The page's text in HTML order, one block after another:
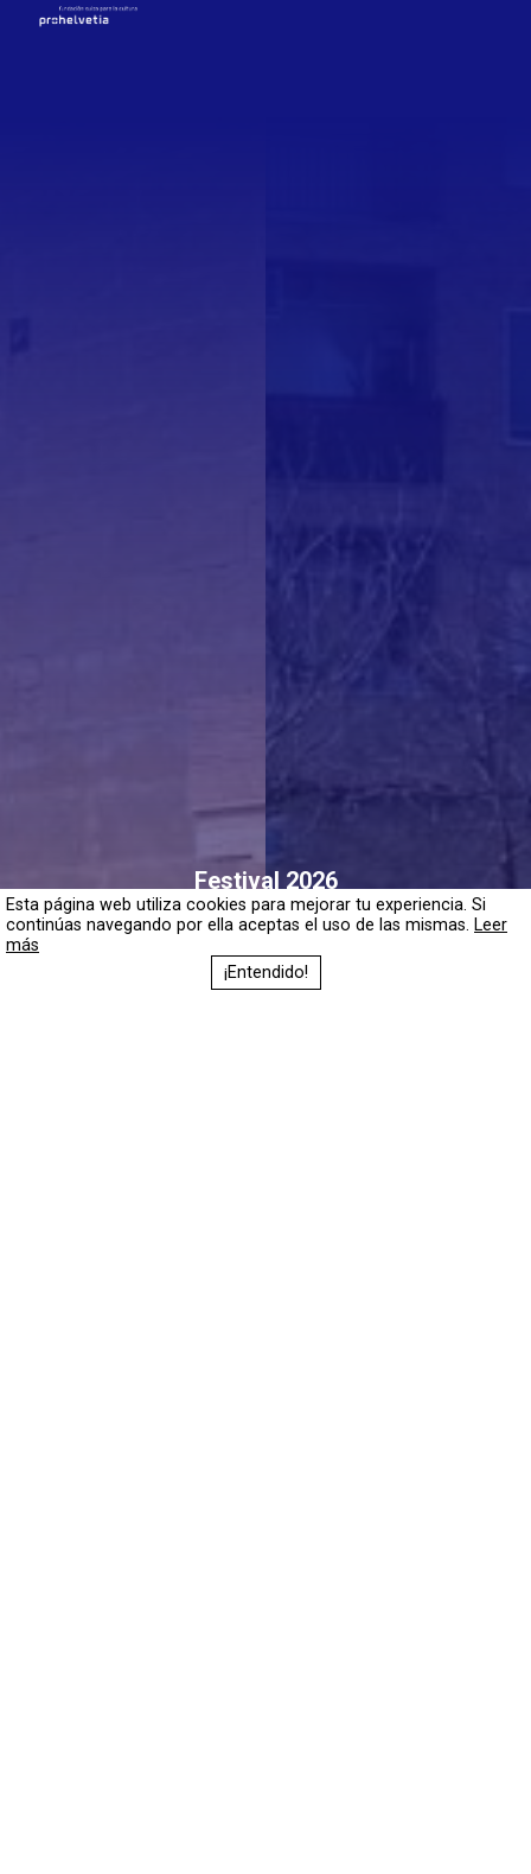
Esta página web utiliza cookies para mejorar tu experiencia. Si
continúas navegando por ella aceptas el uso de las mismas. Leer
más
¡Entendido!
Festival 2026